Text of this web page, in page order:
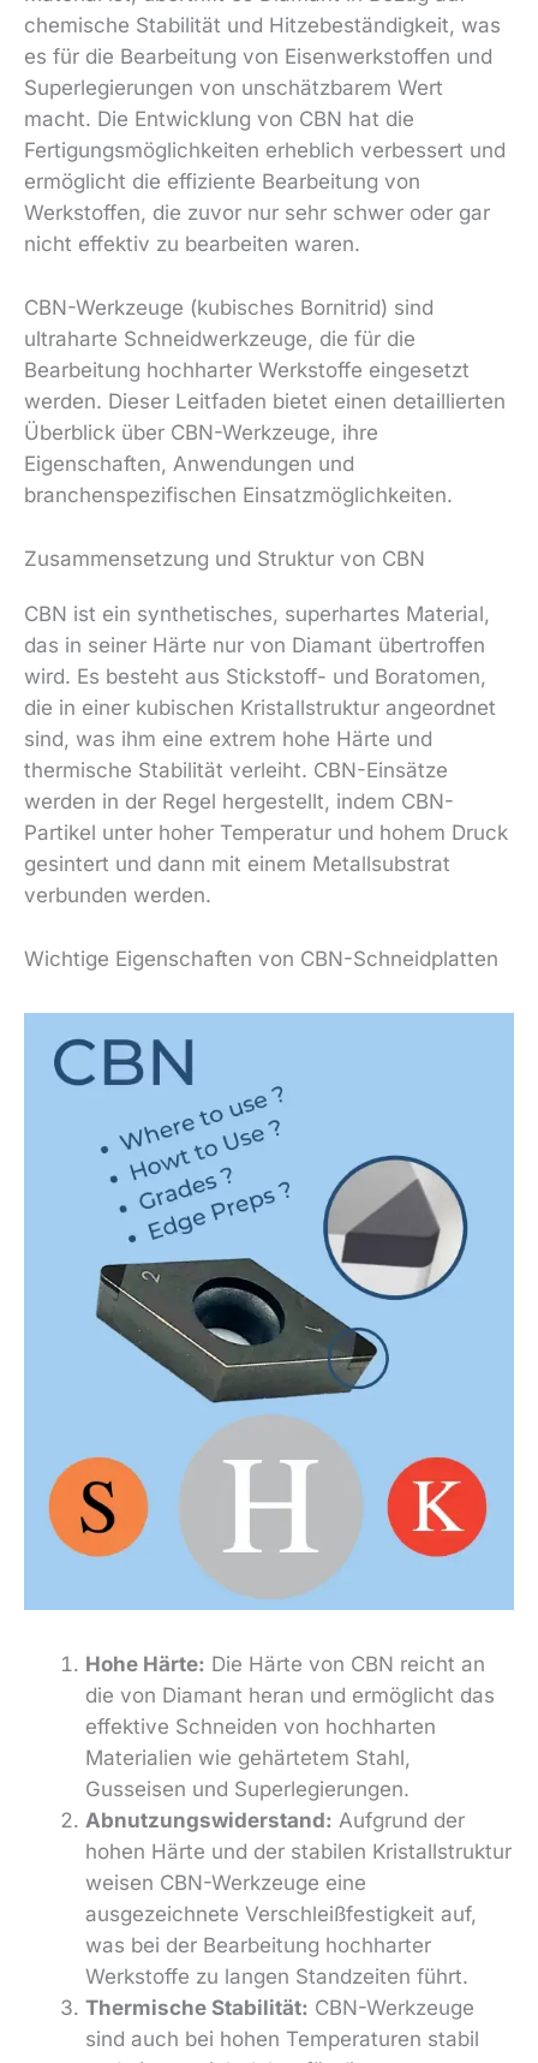
chemische Stabilität und Hitzebeständigkeit, was
es für die Bearbeitung von Eisenwerkstoffen und
Superlegierungen von unschätzbarem Wert
macht. Die Entwicklung von CBN hat die
Fertigungsmöglichkeiten erheblich verbessert und
ermöglicht die effiziente Bearbeitung von
Werkstoffen, die zuvor nur sehr schwer oder gar
nicht effektiv zu bearbeiten waren.
CBN-Werkzeuge (kubisches Bornitrid) sind
ultraharte Schneidwerkzeuge, die für die
Bearbeitung hochharter Werkstoffe eingesetzt
werden. Dieser Leitfaden bietet einen detaillierten
Überblick über CBN-Werkzeuge, ihre
Eigenschaften, Anwendungen und
branchenspezifischen Einsatzmöglichkeiten.
Zusammensetzung und Struktur von CBN
CBN ist ein synthetisches, superhartes Material,
das in seiner Härte nur von Diamant übertroffen
wird. Es besteht aus Stickstoff- und Boratomen,
die in einer kubischen Kristallstruktur angeordnet
sind, was ihm eine extrem hohe Härte und
thermische Stabilität verleiht. CBN-Einsätze
werden in der Regel hergestellt, indem CBN-
Partikel unter hoher Temperatur und hohem Druck
gesintert und dann mit einem Metallsubstrat
verbunden werden.
Wichtige Eigenschaften von CBN-Schneidplatten
Hohe Härte: Die Härte von CBN reicht an
die von Diamant heran und ermöglicht das
effektive Schneiden von hochharten
Materialien wie gehärtetem Stahl,
Gusseisen und Superlegierungen.
Abnutzungswiderstand: Aufgrund der
hohen Härte und der stabilen Kristallstruktur
weisen CBN-Werkzeuge eine
ausgezeichnete Verschleißfestigkeit auf,
was bei der Bearbeitung hochharter
Werkstoffe zu langen Standzeiten führt.
Thermische Stabilität: CBN-Werkzeuge
sind auch bei hohen Temperaturen stabil